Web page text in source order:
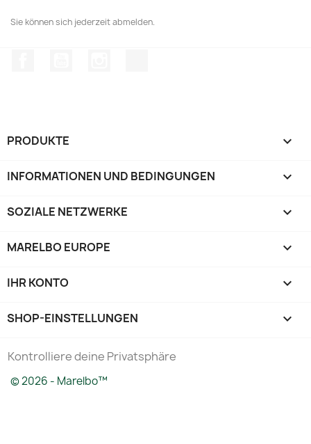
Sie können sich jederzeit abmelden.
PRODUKTE 
INFORMATIONEN UND BEDINGUNGEN 
SOZIALE NETZWERKE 
MARELBO EUROPE 
IHR KONTO 
SHOP-EINSTELLUNGEN keyboard_arrow_down
Kontrolliere deine Privatsphäre
© 2026 - Marelbo™